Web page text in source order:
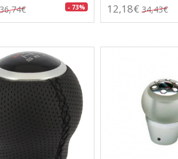
36,74€ - 73% 12,18€ 34,43€